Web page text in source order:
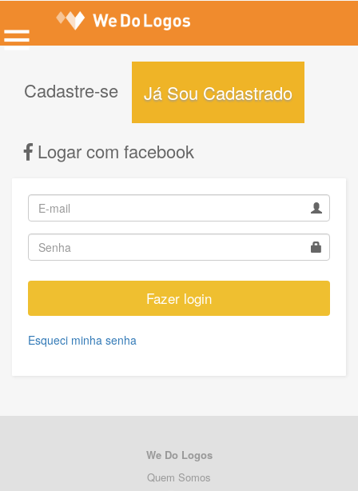
Cadastre-se Já Sou Cadastrado
Logar com facebook
Fazer login
Esqueci minha senha
We Do Logos
Quem Somos